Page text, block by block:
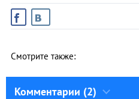
Смотрите также:
Комментарии (2)